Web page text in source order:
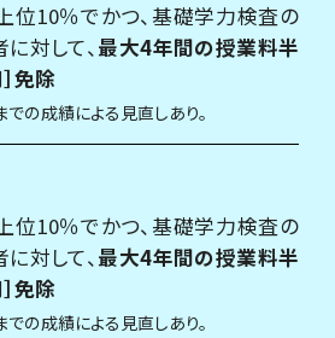
位10％でかつ、基礎学力検査の
対して、最大4年間の授業料半
免除
の成績による見直しあり。
位10％でかつ、基礎学力検査の
対して、最大4年間の授業料半
免除
の成績による見直しあり。